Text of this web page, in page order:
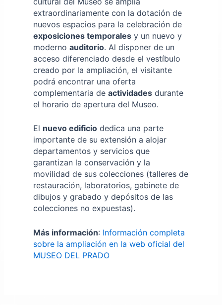
extraordinariamente con la dotación de
nuevos espacios para la celebración de
exposiciones temporalesy un nuevo y
moderno auditorio. Al disponer de un
acceso diferenciado desde el vestíbulo
creado por la ampliación, el visitante
podrá encontrar una oferta
complementaria de actividadesdurante
el horario de apertura del Museo.
El nuevo edificiodedica una parte
importante de su extensión a alojar
departamentos y servicios que
garantizan la conservación y la
movilidad de sus colecciones (talleres de
restauración, laboratorios, gabinete de
dibujos y grabado y depósitos de las
colecciones no expuestas).
Más información: Información completa
sobre la ampliación en la web oficial del
MUSEO DEL PRADO